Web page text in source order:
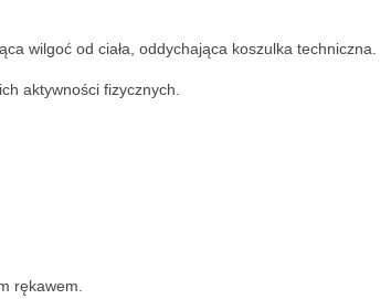
wilgoć od ciała, oddychająca koszulka techniczna.
aktywności fizycznych.
rękawem.